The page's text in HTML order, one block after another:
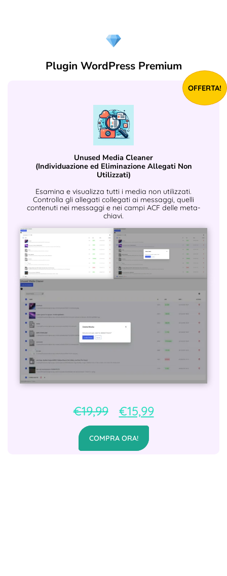
Plugin WordPress Premium
OFFERTA!
Unused Media Cleaner
(Individuazione ed Eliminazione Allegati Non
Utilizzati)
Esamina e visualizza tutti i media non utilizzati.
Controlla gli allegati collegati ai messaggi, quelli
contenuti nei messaggi e nei campi ACF delle meta-
chiavi.
€19,99 €15,99
COMPRA ORA!